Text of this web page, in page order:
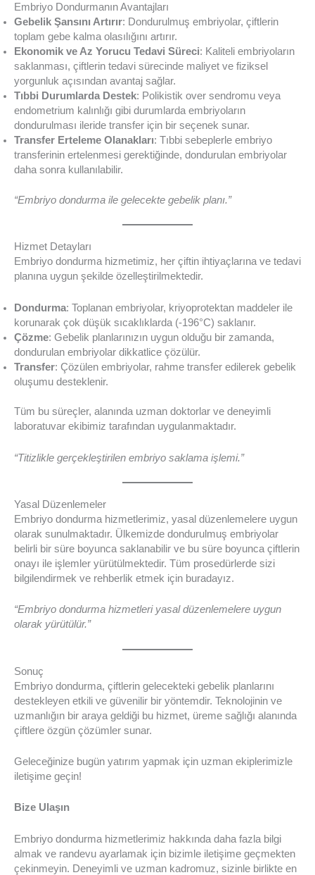
Embriyo Dondurmanın Avantajları
Gebelik Şansını Artırır: Dondurulmuş embriyolar, çiftlerin
toplam gebe kalma olasılığını artırır.
Ekonomik ve Az Yorucu Tedavi Süreci: Kaliteli embriyoların
saklanması, çiftlerin tedavi sürecinde maliyet ve fiziksel
yorgunluk açısından avantaj sağlar.
Tıbbi Durumlarda Destek: Polikistik over sendromu veya
endometrium kalınlığı gibi durumlarda embriyoların
dondurulması ileride transfer için bir seçenek sunar.
Transfer Erteleme Olanakları: Tıbbi sebeplerle embriyo
transferinin ertelenmesi gerektiğinde, dondurulan embriyolar
daha sonra kullanılabilir.
“Embriyo dondurma ile gelecekte gebelik planı.”
Hizmet Detayları
Embriyo dondurma hizmetimiz, her çiftin ihtiyaçlarına ve tedavi
planına uygun şekilde özelleştirilmektedir.
Dondurma: Toplanan embriyolar, kriyoprotektan maddeler ile
korunarak çok düşük sıcaklıklarda (-196°C) saklanır.
Çözme: Gebelik planlarınızın uygun olduğu bir zamanda,
dondurulan embriyolar dikkatlice çözülür.
Transfer: Çözülen embriyolar, rahme transfer edilerek gebelik
oluşumu desteklenir.
Tüm bu süreçler, alanında uzman doktorlar ve deneyimli
laboratuvar ekibimiz tarafından uygulanmaktadır.
“Titizlikle gerçekleştirilen embriyo saklama işlemi.”
Yasal Düzenlemeler
Embriyo dondurma hizmetlerimiz, yasal düzenlemelere uygun
olarak sunulmaktadır. Ülkemizde dondurulmuş embriyolar
belirli bir süre boyunca saklanabilir ve bu süre boyunca çiftlerin
onayı ile işlemler yürütülmektedir. Tüm prosedürlerde sizi
bilgilendirmek ve rehberlik etmek için buradayız.
“Embriyo dondurma hizmetleri yasal düzenlemelere uygun
olarak yürütülür.”
Sonuç
Embriyo dondurma, çiftlerin gelecekteki gebelik planlarını
destekleyen etkili ve güvenilir bir yöntemdir. Teknolojinin ve
uzmanlığın bir araya geldiği bu hizmet, üreme sağlığı alanında
çiftlere özgün çözümler sunar.
Geleceğinize bugün yatırım yapmak için uzman ekiplerimizle
iletişime geçin!
Bize Ulaşın
Embriyo dondurma hizmetlerimiz hakkında daha fazla bilgi
almak ve randevu ayarlamak için bizimle iletişime geçmekten
çekinmeyin. Deneyimli ve uzman kadromuz, sizinle birlikte en